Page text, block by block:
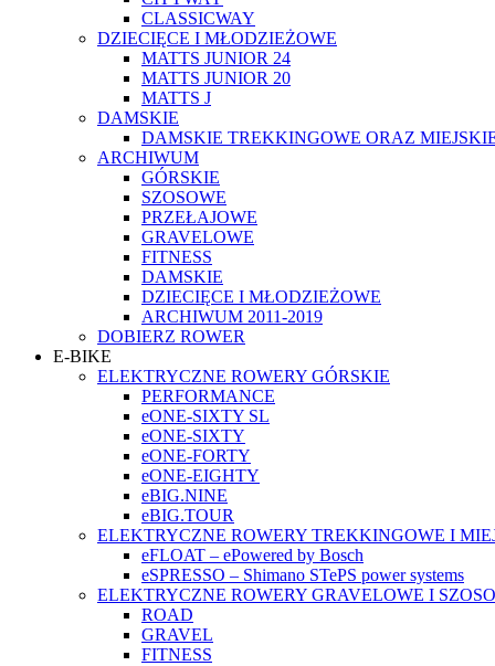
CLASSICWAY
DZIECIĘCE I MŁODZIEŻOWE
MATTS JUNIOR 24
MATTS JUNIOR 20
MATTS J
DAMSKIE
DAMSKIE TREKKINGOWE ORAZ
ARCHIWUM
GÓRSKIE
SZOSOWE
PRZEŁAJOWE
GRAVELOWE
FITNESS
DAMSKIE
DZIECIĘCE I MŁODZIEŻOWE
ARCHIWUM 2011-2019
DOBIERZ ROWER
E-BIKE
ELEKTRYCZNE ROWERY GÓRSKIE
PERFORMANCE
eONE-SIXTY SL
eONE-SIXTY
eONE-FORTY
eONE-EIGHTY
eBIG.NINE
eBIG.TOUR
ELEKTRYCZNE ROWERY TREKKINGOWE I
eFLOAT – ePowered by Bosch
eSPRESSO – Shimano STePS power systems
ELEKTRYCZNE ROWERY GRAVELOWE I
ROAD
GRAVEL
FITNESS